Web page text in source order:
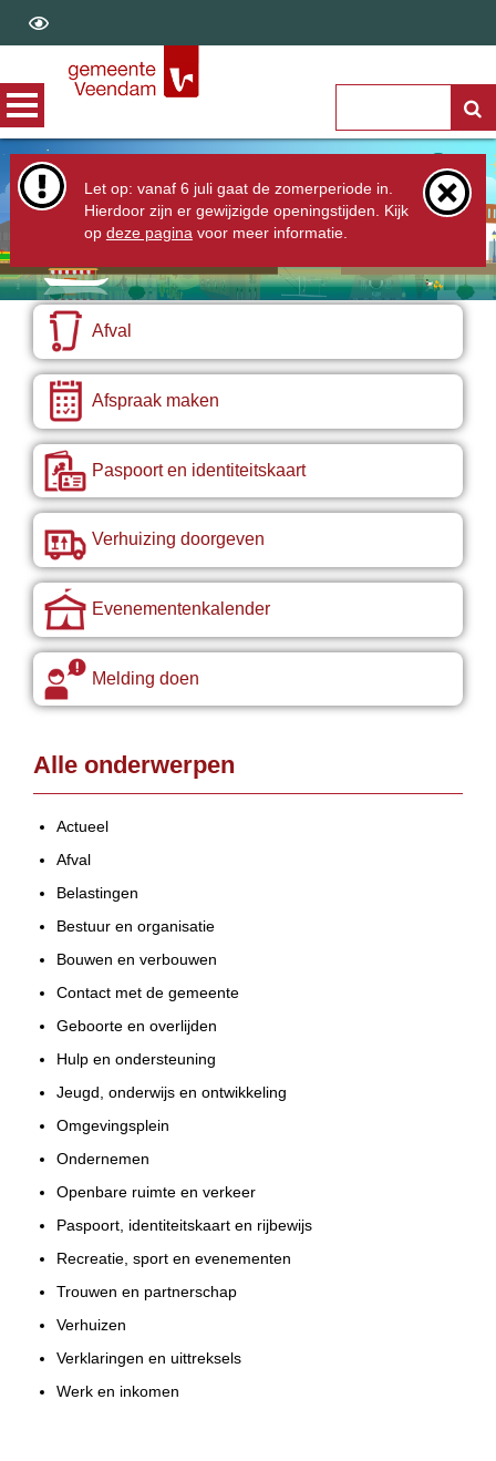
Let op: vanaf 6 juli gaat de zomerperiode in.
Hierdoor zijn er gewijzigde openingstijden. Kijk
op deze pagina voor meer informatie.
Zoek
Afval
Afspraak maken
Paspoort en identiteitskaart
Verhuizing doorgeven
Evenementenkalender
Melding doen
Alle onderwerpen
Actueel
Afval
Belastingen
Bestuur en organisatie
Bouwen en verbouwen
Contact met de gemeente
Geboorte en overlijden
Hulp en ondersteuning
Jeugd, onderwijs en ontwikkeling
Omgevingsplein
Ondernemen
Openbare ruimte en verkeer
Paspoort, identiteitskaart en rijbewijs
Recreatie, sport en evenementen
Trouwen en partnerschap
Verhuizen
Verklaringen en uittreksels
Werk en inkomen